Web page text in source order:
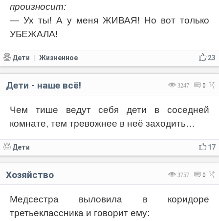
произносит:
— Ух ты! А у меня ЖИВАЯ! Но вот только
УБЕЖАЛА!
23
Дети Жизненное
3247 0
Дети - наше всё!
Чем тише ведут себя дети в соседней
комнате, тем тревожнее в неё заходить…
17
Дети
3757 0
Хозяйство
Медсестра выловила в коридоре
третьеклассника и говорит ему: